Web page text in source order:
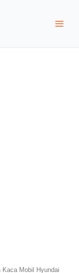
Mobil Hyundai